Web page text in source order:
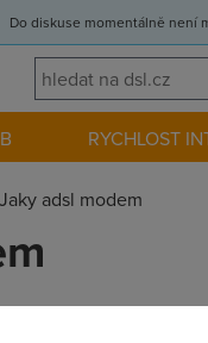
Do diskuse momentálně není
RYCHLOST
Jaky adsl modem